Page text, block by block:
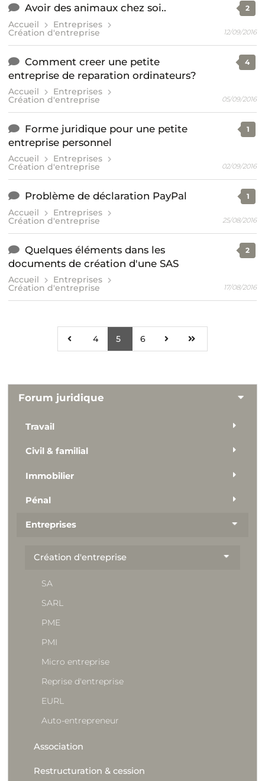
Avoir des animaux chez soi..
Accueil Entreprises
Création d'entreprise
2
12/09/2016
Comment creer une petite
entreprise de reparation ordinateurs?
Accueil Entreprises
Création d'entreprise
4
05/09/2016
Forme juridique pour une petite
entreprise personnel
Accueil Entreprises
Création d'entreprise
1
02/09/2016
Problème de déclaration PayPal
Accueil Entreprises
Création d'entreprise
1
25/08/2016
Quelques éléments dans les
documents de création d'une SAS
Accueil Entreprises
Création d'entreprise
2
17/08/2016
4 5 6
Forum juridique
Travail
Civil & familial
Immobilier
Pénal
Entreprises
Création d'entreprise
Association
Restructuration & cession